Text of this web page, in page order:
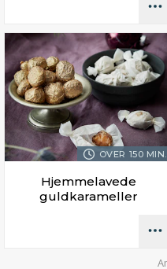
OVER 150 MIN.
Hjemmelavede
guldkarameller